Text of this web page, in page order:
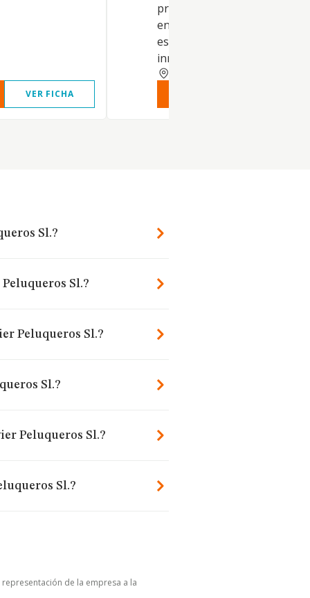
VER FICHA
productos cosméticos e
en establecimientos
especializados. Alquiler de
inmobiliarios por cuenta
Sl.?
Sl.?
Peluqueros Sl.?
Sl.?
Peluqueros Sl.?
Sl.?
de la empresa a la